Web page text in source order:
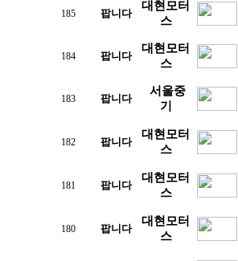
185 팝니다
대현모터
스
184 팝니다
대현모터
스
183 팝니다
서울중
기
182 팝니다
대현모터
스
181 팝니다
대현모터
스
180 팝니다
대현모터
스